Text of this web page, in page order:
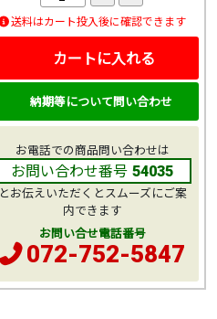
送料はカート投入後に確認できます
カートに入れる
納期等について問い合わせ
お電話での商品問い合わせは
お問い合わせ番号 54035
とお伝えいただくとスムーズにご案
内できます
お問い合せ電話番号
072-752-5847